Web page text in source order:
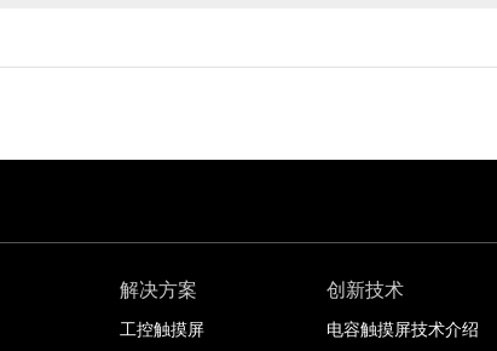
解决方案
工控触摸屏
创新技术
电容触摸屏技术介绍